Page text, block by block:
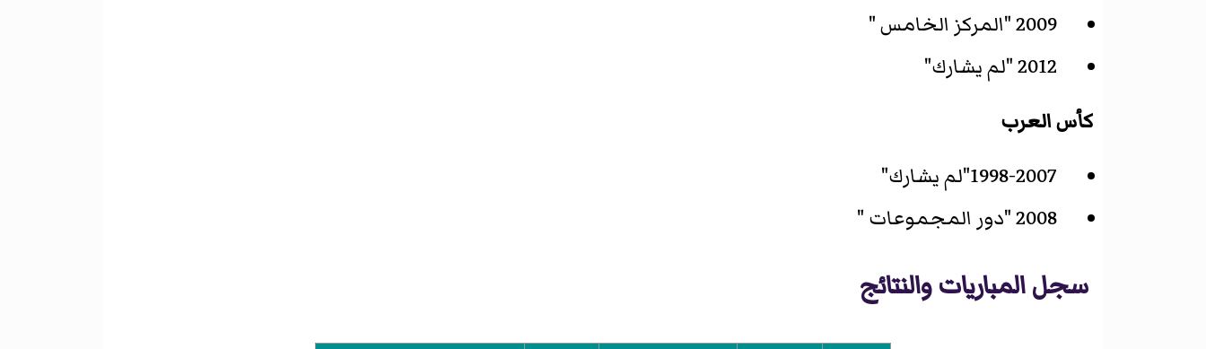
2009 "المركز الخامس "
2012 "لم يشارك"
كأس العرب
1998-2007"لم يشارك"
2008 "دور المجموعات "
سجل المباريات والنتائج